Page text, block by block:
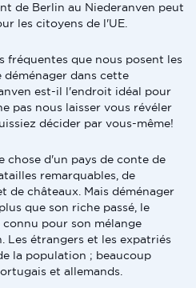
de Berlin au Niederanven peut
les citoyens de l'UE.
fréquentes que nous posent les
dans cette
est-il l'endroit idéal pour
pas nous laisser vous révéler
décider par vous-même!
chose d'un pays de conte de
remarquables, de
de châteaux. Mais déménager
que son riche passé, le
pour son mélange
étrangers et les expatriés
la population ; beaucoup
et allemands.